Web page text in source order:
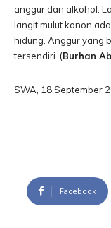
anggur dan alkohol.
langit mulut konon
hidung. Anggur yang
tersendiri. (Burhan
SWA, 18 September
Facebook